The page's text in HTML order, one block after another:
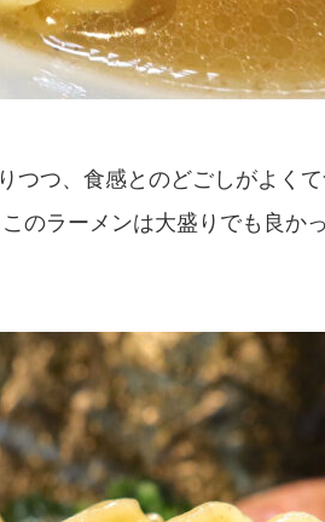
つつ、食感とのどごしがよく
のラーメンは大盛りでも良か